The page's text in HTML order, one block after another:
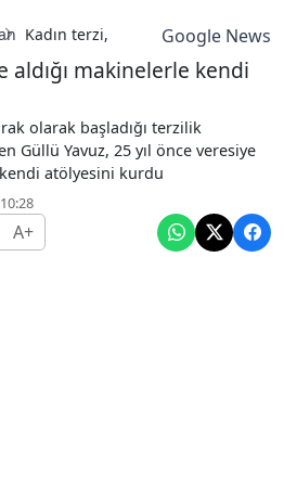
Kadın terzi, veresiye aldığı
Google News
aldığı makinelerle kendi
olarak başladığı terzilik
Güllü Yavuz, 25 yıl önce veresiye
atölyesini kurdu
A+